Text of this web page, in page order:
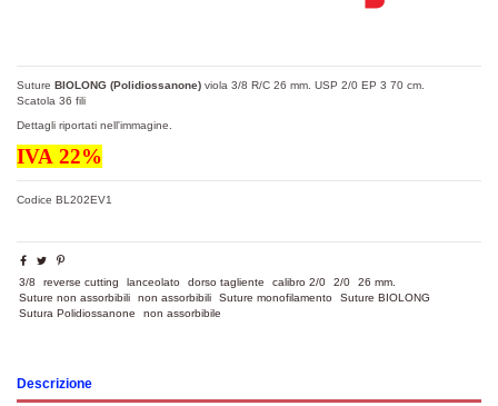
Suture BIOLONG (Polidiossanone) viola 3/8 R/C 26 mm. USP 2/0 EP 3 70 cm.
Scatola 36 fili
Dettagli riportati nell'immagine.
IVA 22%
Codice BL202EV1
3/8 reverse cutting lanceolato dorso tagliente calibro 2/0 2/0
26 mm.
Suture non assorbibili
non assorbibili Suture monofilamento
Suture BIOLONG
Sutura Polidiossanone
non assorbibile
Descrizione